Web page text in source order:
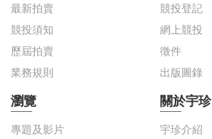
最新拍賣
競投登記
競投須知
網上競投
歷屆拍賣
徵件
業務規則
出版圖錄
瀏覽
專題及影片
關於宇珍
宇珍介紹